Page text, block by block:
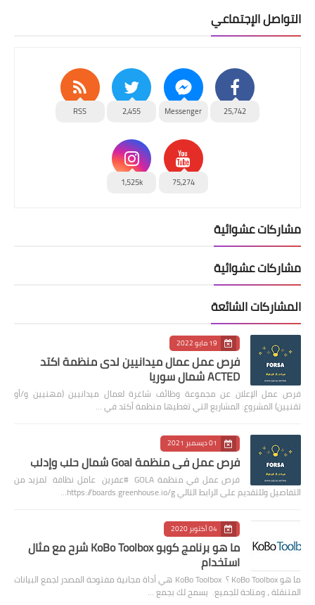
التواصل الإجتماعي
25,742
Messenger
2,455
RSS
75,274
1,525k
مشاركات عشوائية
مشاركات عشوائية
المشاركات الشائعة
19 مايو 2022
فرص عمل عمال ميدانيين لدى منظمة اكتد
ACTED شمال سوريا
فرص عمل الإعلان عن مجموعة وظائف شاغرة لعمال ميدانيين (مهنيين و/أو
تقنيين) المشروع: المشاريع التي تغطيها منظمة أكتد في …
01 ديسمبر 2021
فرص عمل في منظمة Goal شمال حلب وإدلب
فرص عمل في منظمة GOLA #عفرين عامل نظافة لمزيد من
التفاصيل وللتقديم على الرابط التالي https://boards.greenhouse.io/g…
04 أكتوبر 2020
ما هو برنامج كوبو KoBo Toolbox شرح مع مثال
استخدام
ما هو KoBo Toolbox ؟ KoBo Toolbox هي أداة مجانية مفتوحة المصدر لجمع البيانات
المتنقلة ، ومتاحة للجميع. يسمح لك بجمع …